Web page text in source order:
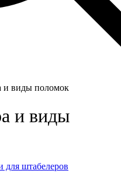
и виды поломок
и виды